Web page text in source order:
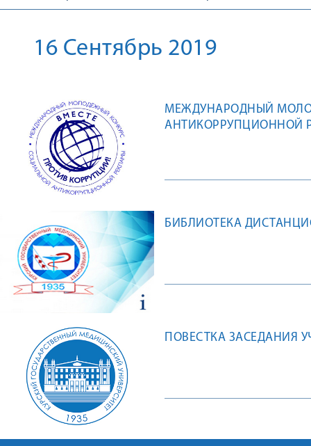
16 Сентябрь 2019
МЕЖДУНАРОДНЫЙ
АНТИКОРРУПЦИОННОЙ
БИБЛИОТЕКА
ПОВЕСТКА ЗАСЕДАНИЯ